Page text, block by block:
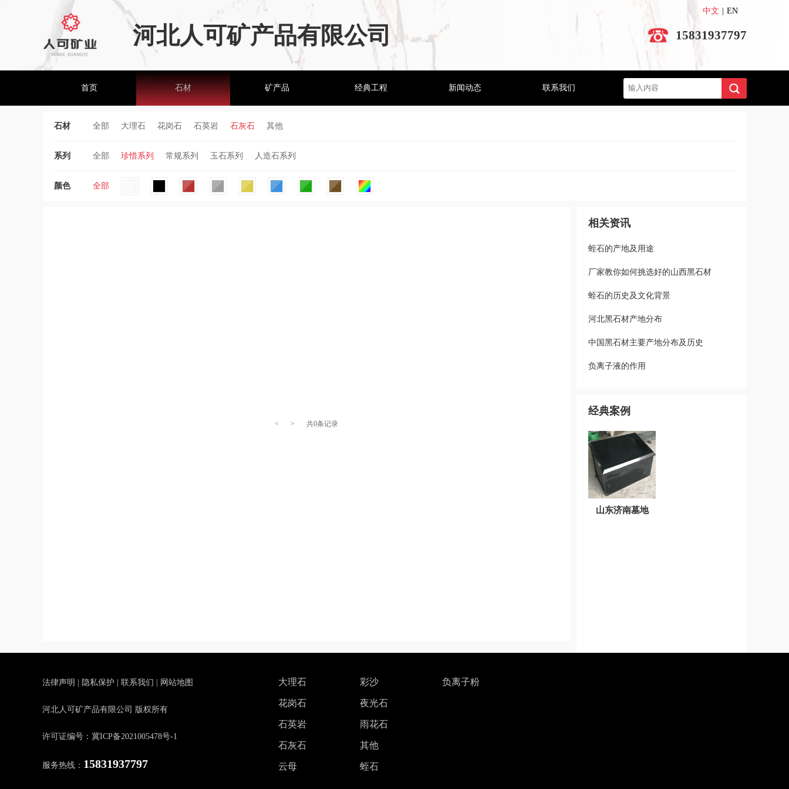
河北人可矿产品有限公司 15831937797
中文 EN
首页 石材 矿产品 经典工程 新闻动态 联系我们
石材 全部 大理石 花岗石 石英岩 石灰石 其他
系列 全部 珍惜系列 常规系列 玉石系列 人造石系列
颜色 全部
< > 共0条记录
相关资讯
蛭石的产地及用途
厂家教你如何挑选好的山西黑石材
蛭石的历史及文化背景
河北黑石材产地分布
中国黑石材主要产地分布及历史
负离子液的作用
经典案例
山东济南墓地
法律声明 隐私保护 联系我们 网站地图
河北人可矿产品有限公司 版权所有
许可证编号：冀ICP备2021005478号-1
服务热线： 15831937797
大理石
花岗石
石英岩
石灰石
云母
彩沙
夜光石
雨花石
其他
蛭石
负离子粉